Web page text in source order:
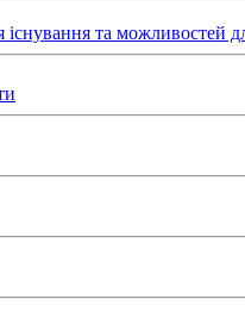
існування та можливостей